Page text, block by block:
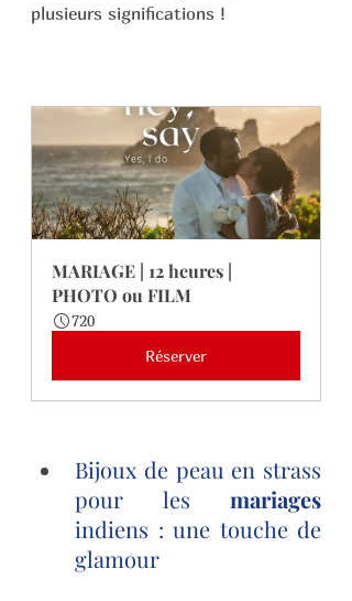
plusieurs significations !
MARIAGE | 12 heures |
PHOTO ou FILM
720
Réserver
Bijoux de peau en strass
pour les mariages
indiens : une touche de
glamour